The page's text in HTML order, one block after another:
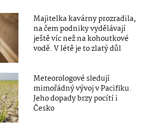
Majitelka kavárny prozradila,
na čem podniky vydělávají
ještě víc než na kohoutkové
vodě. V létě je to zlatý důl
Meteorologové sledují
mimořádný vývoj v Pacifiku.
Jeho dopady brzy pocítí i
Česko